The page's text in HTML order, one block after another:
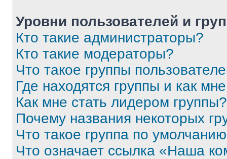
Уровни пользователей и
Кто такие администраторы?
Кто такие модераторы?
Что такое группы
Где находятся группы и как
Как мне стать лидером группы?
Почему названия некоторых
Что такое группа по
Что означает ссылка «Наша